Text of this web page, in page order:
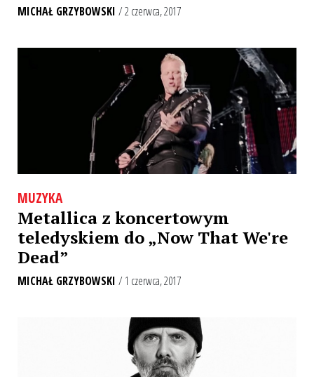
MICHAŁ GRZYBOWSKI / 2 czerwca, 2017
MUZYKA
Metallica z koncertowym
teledyskiem do „Now That We're
Dead”
MICHAŁ GRZYBOWSKI / 1 czerwca, 2017